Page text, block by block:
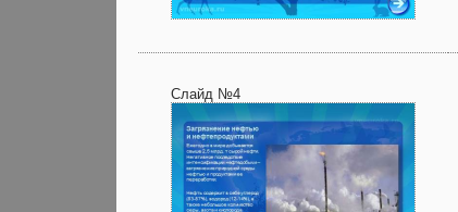
Слайд №4